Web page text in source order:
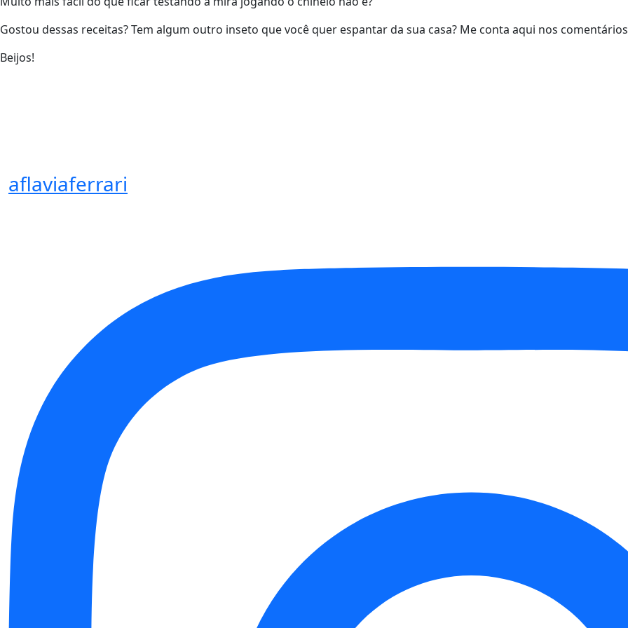
Gostou dessas receitas? Tem algum outro inseto que você quer espantar da sua casa? Me conta aqui nos
Beijos!
aflaviaferrari